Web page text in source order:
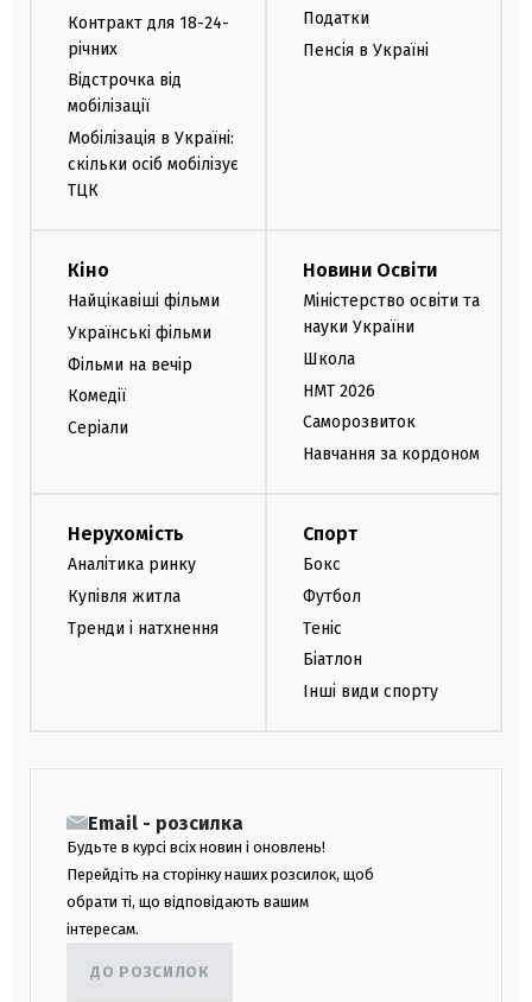
Контракт для 18-24-
річних
Відстрочка від
мобілізації
Мобілізація в Україні:
скільки осіб мобілізує
ТЦК
Податки
Пенсія в Україні
Кіно
Найцікавіші фільми
Українські фільми
Фільми на вечір
Комедії
Серіали
Новини Освіти
Міністерство освіти та
науки України
Школа
НМТ 2026
Саморозвиток
Навчання за кордоном
Нерухомість
Аналітика ринку
Купівля житла
Тренди і натхнення
Спорт
Бокс
Футбол
Теніс
Біатлон
Інші види спорту
Email - розсилка
Будьте в курсі всіх новин і оновлень!
Перейдіть на сторінку наших розсилок, щоб
обрати ті, що відповідають вашим
інтересам.
ДО РОЗСИЛОК